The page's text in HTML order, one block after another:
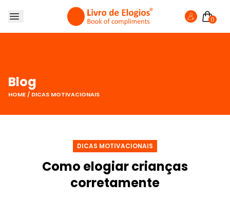
0
FAZER ELOGIO
BLOG
Blog
HOME / DICAS MOTIVACIONAIS
DICAS MOTIVACIONAIS
Como elogiar crianças
corretamente